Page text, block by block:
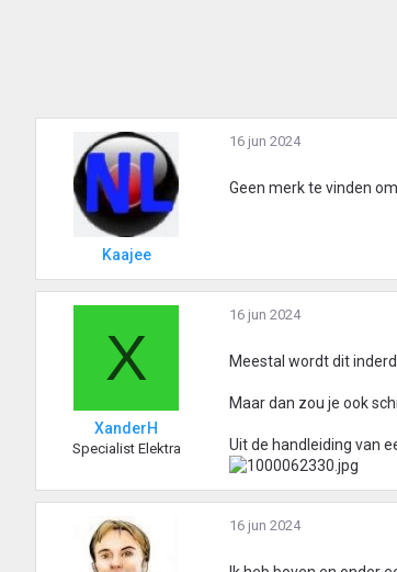
Kaajee
16 jun 2024
Geen merk te vinden
X
XanderH
Specialist Elektra
16 jun 2024
Meestal wordt dit
Maar dan zou je ook
Uit de handleiding van
16 jun 2024